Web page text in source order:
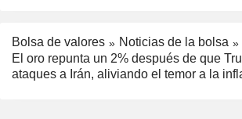
Bolsa de valores
Noticias de la bolsa
El oro repunta un 2% después de que
ataques a Irán, aliviando el temor a la